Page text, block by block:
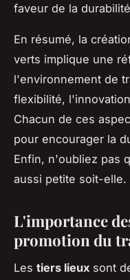
faveur de la
En résumé, la
verts implique une
l'environnement de
flexibilité,
Chacun de ces
pour encourager la
Enfin, n'oubliez pas
aussi petite soit-
L'importance
promotion du
Les tiers lieux sont